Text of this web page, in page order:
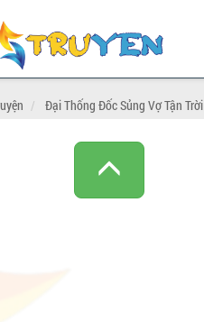
Đại Thống Đốc Sủng Vợ Tận Trời